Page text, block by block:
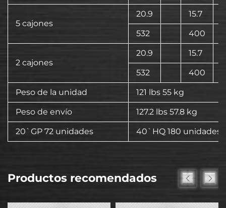
5 cajones
20.9 15.7
532 400
2 cajones
20.9 15.7
532 400
Peso de la unidad 121 lbs 55 kg
Peso de envío 127.2 lbs 57.8 kg
20`GP 72 unidades 40`HQ 180 unidades
Productos recomendados